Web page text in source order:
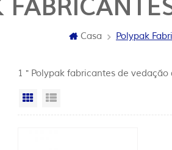
Casa Polypak
1 " Polypak fabricantes de vedação
Vista da grade